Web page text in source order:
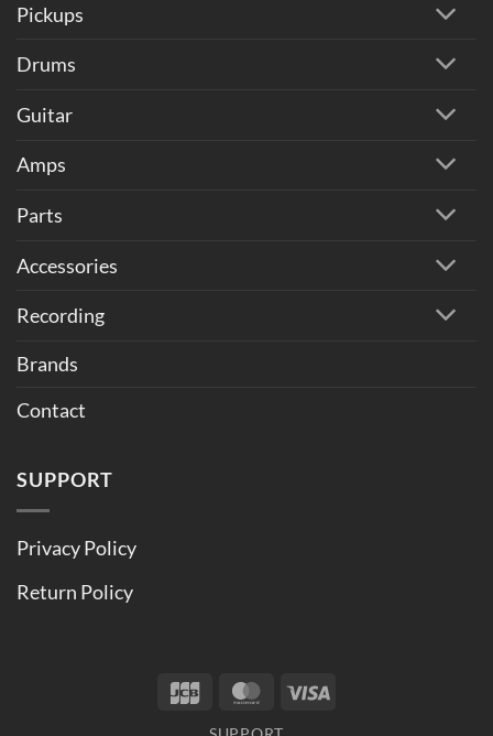
Pickups
Drums
Guitar
Amps
Parts
Accessories
Recording
Brands
Contact
SUPPORT
Privacy Policy
Return Policy
JCB MasterCard